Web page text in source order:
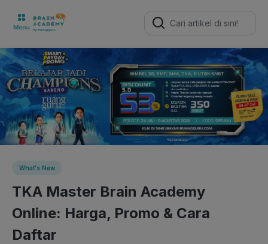
Search
for:
What's New
TKA Master Brain Academy
Online: Harga, Promo & Cara
Daftar